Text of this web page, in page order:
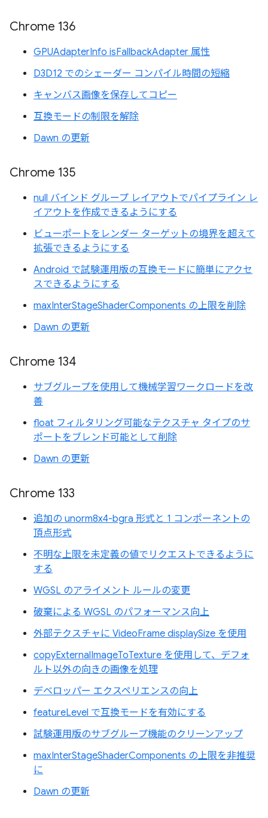
Chrome 136
GPUAdapterInfo isFallbackAdapter 属性
D3D12 でのシェーダー コンパイル時間の短縮
キャンバス画像を保存してコピー
互換モードの制限を解除
Dawn の更新
Chrome 135
null バインド グループ レイアウトでパイプライン レ
イアウトを作成できるようにする
ビューポートをレンダー ターゲットの境界を超えて
拡張できるようにする
Android で試験運用版の互換モードに簡単にアクセ
スできるようにする
maxInterStageShaderComponents の上限を削除
Dawn の更新
Chrome 134
サブグループを使用して機械学習ワークロードを改
善
float フィルタリング可能なテクスチャ タイプのサ
ポートをブレンド可能として削除
Dawn の更新
Chrome 133
追加の unorm8x4-bgra 形式と 1 コンポーネントの
頂点形式
不明な上限を未定義の値でリクエストできるように
する
WGSL のアライメント ルールの変更
破棄による WGSL のパフォーマンス向上
外部テクスチャに VideoFrame displaySize を使用
copyExternalImageToTexture を使用して、デフォ
ルト以外の向きの画像を処理
デベロッパー エクスペリエンスの向上
featureLevel で互換モードを有効にする
試験運用版のサブグループ機能のクリーンアップ
maxInterStageShaderComponents の上限を非推奨
に
Dawn の更新